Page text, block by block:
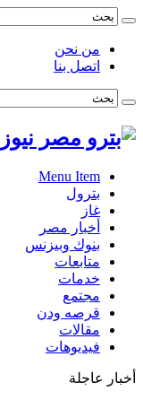
من نحن
اتصل بنا
Menu Item
بترول
غاز
أخبار مصر
بنوك وبيزنس
متابعات
خدمات
مجتمع
قرصه ودن
مقالات
فيديوهات
أخبار عاجلة